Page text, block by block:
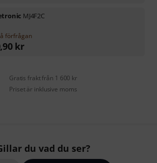
MJ4F2C
förfrågan
kr
Gratis frakt från 1 600 kr
Priset är inklusive moms
du vad du ser?